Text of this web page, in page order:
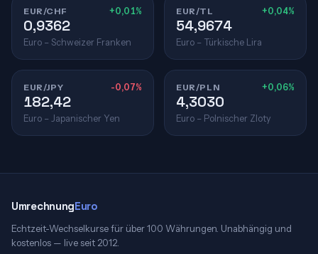
EUR/CHF +0,01%
0,9362
Euro – Schweizer Franken
EUR/TL +0,04%
54,9674
Euro – Türkische Lira
EUR/JPY -0,07%
182,42
Euro – Japanischer Yen
EUR/PLN +0,06%
4,3030
Euro – Polnischer Zloty
UmrechnungEuro
Echtzeit-Wechselkurse für über 100 Währungen. Unabhängig und
kostenlos — live seit 2012.